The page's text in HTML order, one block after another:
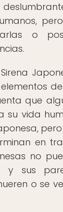
o
que
su vida
en
no
y sus
o se